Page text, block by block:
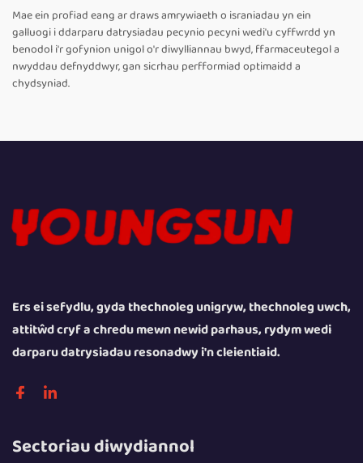
Mae ein profiad eang ar draws amrywiaeth o israniadau yn ein
galluogi i ddarparu datrysiadau pecynio pecyni wedi'u cyffwrdd yn
benodol i'r gofynion unigol o'r diwylliannau bwyd, ffarmaceutegol a
nwyddau defnyddwyr, gan sicrhau perfformiad optimaidd a
chydsyniad.
Ers ei sefydlu, gyda thechnoleg unigryw, thechnoleg uwch,
attitŵd cryf a chredu mewn newid parhaus, rydym wedi
darparu datrysiadau resonadwy i'n cleientiaid.
Sectoriau diwydiannol